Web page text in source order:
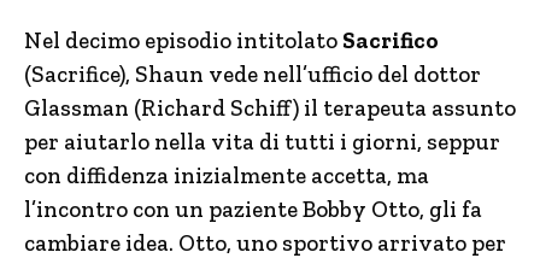
Nel decimo episodio intitolato Sacrifico
(Sacrifice), Shaun vede nell’ufficio del dottor
Glassman (Richard Schiff) il terapeuta assunto
per aiutarlo nella vita di tutti i giorni, seppur
con diffidenza inizialmente accetta, ma
l’incontro con un paziente Bobby Otto, gli fa
cambiare idea. Otto, uno sportivo arrivato per